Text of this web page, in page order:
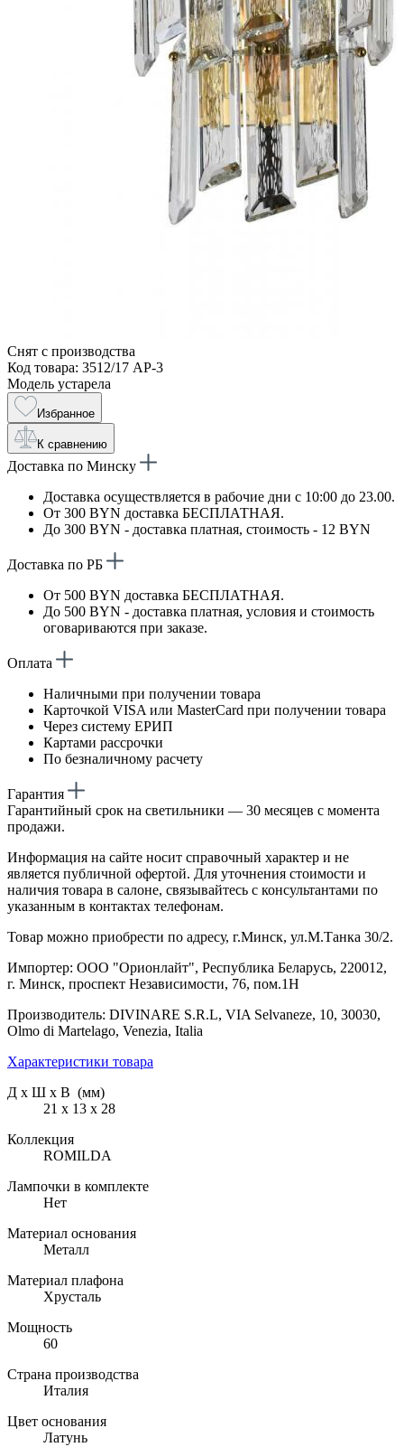
Снят с производства
Код товара: 3512/17 AP-3
Модель устарела
Избранное
К сравнению
Доставка по Минску
Доставка осуществляется в рабочие дни с 10:00 до 23.00.
От 300 BYN доставка БЕСПЛАТНАЯ.
До 300 BYN - доставка платная, стоимость - 12 BYN
Доставка по РБ
От 500 BYN доставка БЕСПЛАТНАЯ.
До 500 BYN - доставка платная, условия и стоимость
оговариваются при заказе.
Оплата
Наличными при получении товара
Карточкой VISA или MasterCard при получении товара
Через систему ЕРИП
Картами рассрочки
По безналичному расчету
Гарантия
Гарантийный срок на светильники — 30 месяцев с момента
продажи.
Информация на сайте носит справочный характер и не
является публичной офертой. Для уточнения стоимости и
наличия товара в салоне, связывайтесь с консультантами по
указанным в контактах телефонам.
Товар можно приобрести по адресу, г.Минск, ул.М.Танка 30/2.
Импортер: ООО "Орионлайт", Республика Беларусь, 220012,
г. Минск, проспект Независимости, 76, пом.1Н
Производитель: DIVINARE S.R.L, VIA Selvaneze, 10, 30030,
Olmo di Martelago, Venezia, Italia
Характеристики товара
Д х Ш х В (мм)
21 х 13 х 28
Коллекция
ROMILDA
Лампочки в комплекте
Нет
Материал основания
Металл
Материал плафона
Хрусталь
Мощность
60
Страна производства
Италия
Цвет основания
Латунь